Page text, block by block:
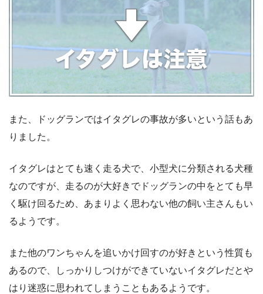
また、ドッグランではイタグレの事故が多いという話もあ
りました。
イタグレはとても速く走る犬で、小型犬に分類される犬種
なのですが、走るのが大好きでドッグランの中をとても早
く駆け回るため、あまりよく思わない他の飼い主さんもい
るようです。
また他のワンちゃんを追いかけ回すのが好きという性質も
あるので、しっかりしつけができていないイタグレだとや
はり迷惑に思われてしまうこともあるようです。